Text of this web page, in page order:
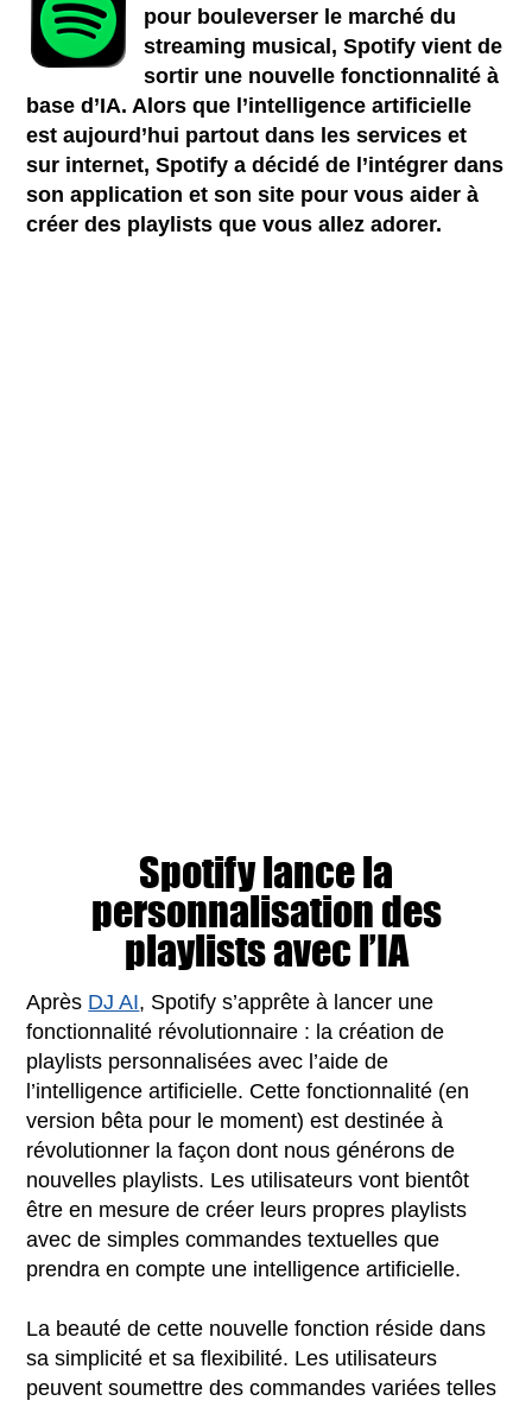
pour bouleverser le marché du
streaming musical, Spotify vient de
sortir une nouvelle fonctionnalité à
base d’IA. Alors que l’intelligence artificielle
est aujourd’hui partout dans les services et
sur internet, Spotify a décidé de l’intégrer dans
son application et son site pour vous aider à
créer des playlists que vous allez adorer.
Spotify lance la
personnalisation des
playlists avec l’IA
Après DJ AI, Spotify s’apprête à lancer une
fonctionnalité révolutionnaire : la création de
playlists personnalisées avec l’aide de
l’intelligence artificielle. Cette fonctionnalité (en
version bêta pour le moment) est destinée à
révolutionner la façon dont nous générons de
nouvelles playlists. Les utilisateurs vont bientôt
être en mesure de créer leurs propres playlists
avec de simples commandes textuelles que
prendra en compte une intelligence artificielle.
La beauté de cette nouvelle fonction réside dans
sa simplicité et sa flexibilité. Les utilisateurs
peuvent soumettre des commandes variées telles